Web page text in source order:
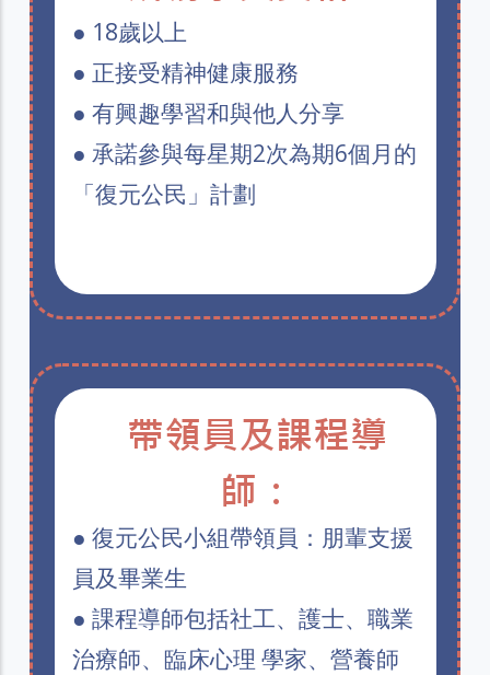
● 18歲以上
● 正接受精神健康服務
● 有興趣學習和與他人分享
● 承諾參與每星期2次為期6個月的
「復元公民」計劃
帶領員及課程導
師：
● 復元公民小組帶領員：朋輩支援
員及畢業生
● 課程導師包括社工、護士、職業
治療師、臨床心理 學家、營養師